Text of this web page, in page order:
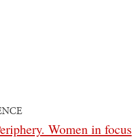
Women in focus